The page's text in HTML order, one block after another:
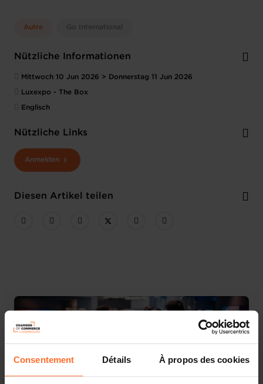
Consentement Détails À propos des cookies
Autre Go International
Nützliche Informationen
Mittwoch 10 Jun 2026 > Donnerstag 11 Jun 2026
Luxexpo - The Box
Englisch
Nützliche Links
Anmelden
Diesen Artikel teilen